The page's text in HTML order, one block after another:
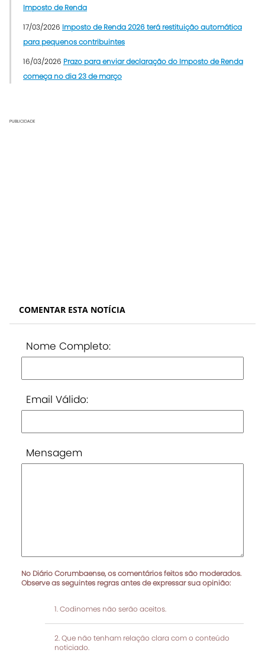
Imposto de Renda
17/03/2026 Imposto de Renda 2026 terá restituição automática
para pequenos contribuintes
16/03/2026 Prazo para enviar declaração do Imposto de Renda
começa no dia 23 de março
PUBLICIDADE
COMENTAR ESTA NOTÍCIA
Nome Completo:
Email Válido:
Mensagem
No Diário Corumbaense, os comentários feitos são moderados.
Observe as seguintes regras antes de expressar sua opinião:
Codinomes não serão aceitos.
Que não tenham relação clara com o conteúdo
noticiado.